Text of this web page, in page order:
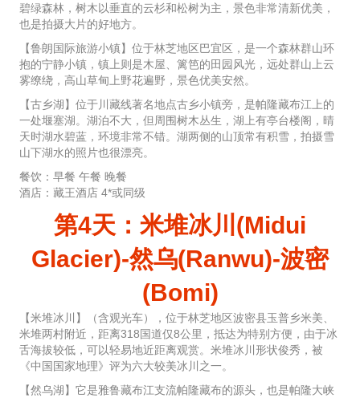
碧绿森林，树木以垂直的云杉和松树为主，景色非常清新优美，
也是拍摄大片的好地方。
【鲁朗国际旅游小镇】位于林芝地区巴宜区，是一个森林群山环
抱的宁静小镇，镇上则是木屋、篱笆的田园风光，远处群山上云
雾缭绕，高山草甸上野花遍野，景色优美安然。
【古乡湖】位于川藏线著名地点古乡小镇旁，是帕隆藏布江上的
一处堰塞湖。湖泊不大，但周围树木丛生，湖上有亭台楼阁，晴
天时湖水碧蓝，环境非常不错。湖两侧的山顶常有积雪，拍摄雪
山下湖水的照片也很漂亮。
餐饮：早餐 午餐 晚餐
酒店：藏王酒店 4*或同级
第4天：米堆冰川(Midui
Glacier)-然乌(Ranwu)-波密
(Bomi)
【米堆冰川】（含观光车），位于林芝地区波密县玉普乡米美、
米堆两村附近，距离318国道仅8公里，抵达为特别方便，由于冰
舌海拔较低，可以轻易地近距离观赏。米堆冰川形状俊秀，被
《中国国家地理》评为六大较美冰川之一。
【然乌湖】它是雅鲁藏布江支流帕隆藏布的源头，也是帕隆大峡